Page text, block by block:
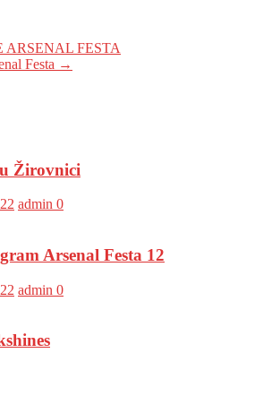
ARSENAL FESTA
Festa →
Žirovnici
admin 0
Arsenal Festa 12
admin 0